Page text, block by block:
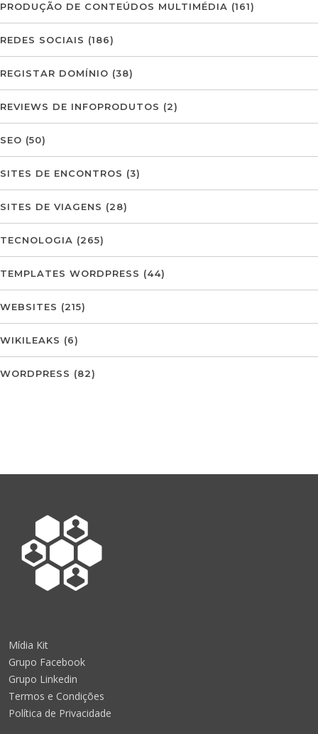
PRODUÇÃO DE CONTEÚDOS MULTIMÉDIA (161)
REDES SOCIAIS (186)
REGISTAR DOMÍNIO (38)
REVIEWS DE INFOPRODUTOS (2)
SEO (50)
SITES DE ENCONTROS (3)
SITES DE VIAGENS (28)
TECNOLOGIA (265)
TEMPLATES WORDPRESS (44)
WEBSITES (215)
WIKILEAKS (6)
WORDPRESS (82)
Mídia Kit
Grupo Facebook
Grupo Linkedin
Termos e Condições
Política de Privacidade